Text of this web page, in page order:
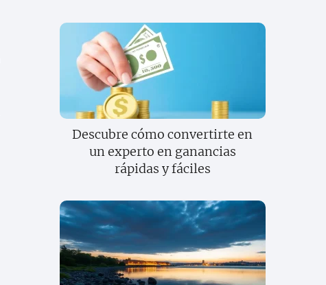
Descubre cómo convertirte en
un experto en ganancias
rápidas y fáciles